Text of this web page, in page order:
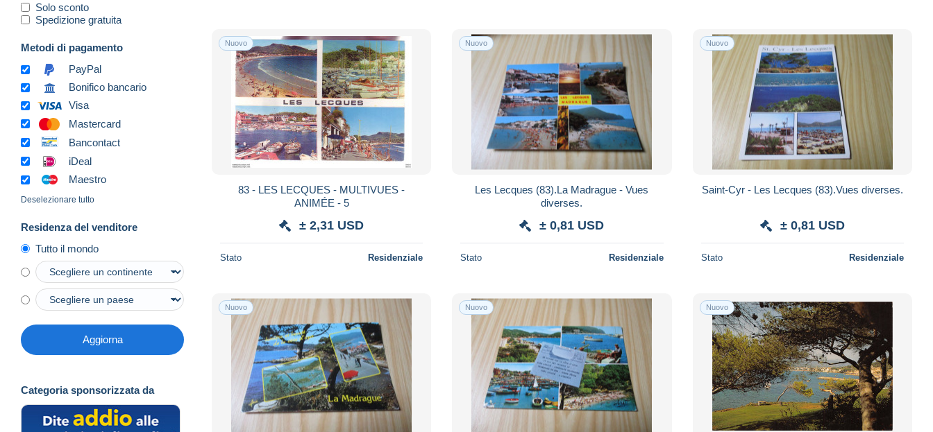
Solo sconto
Spedizione gratuita
Metodi di pagamento
PayPal
Bonifico bancario
Visa
Mastercard
Bancontact
iDeal
Maestro
Deselezionare tutto
Residenza del venditore
Tutto il mondo
Aggiorna
Categoria sponsorizzata da
Nuovo
83 - LES LECQUES - MULTIVUES -
ANIMÉE - 5
± 2,31 USD
Stato Residenziale
Nuovo
Les Lecques (83).La Madrague - Vues
diverses.
± 0,81 USD
Stato Residenziale
Nuovo
Saint-Cyr - Les Lecques (83).Vues diverses.
± 0,81 USD
Stato Residenziale
Nuovo Nuovo Nuovo